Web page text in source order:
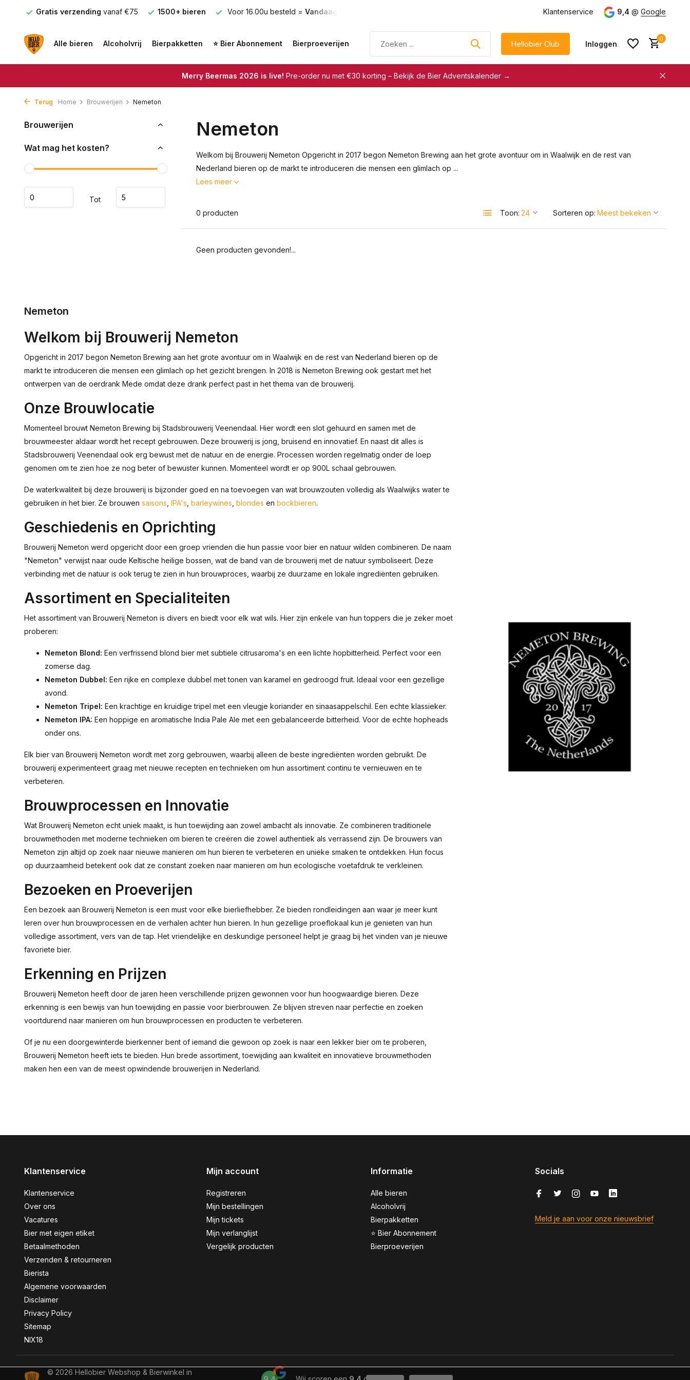
Gratis verzending vanaf €75 1500+ bieren Voor 16.00u besteld = Vandaag verzonden Klantenservice 9,4 @ Google
Alle bieren Alcoholvrij Bierpakketten ⭐ Bier Abonnement Bierproeverijen Hellobier Club Inloggen
korting
korting
0
Merry Beermas 2026 is live! Pre-order nu met €30 korting – Bekijk de Bier Adventskalender →
Terug Home Brouwerijen Nemeton
Brouwerijen
Wat mag het kosten?
Tot
Nemeton
Welkom bij Brouwerij Nemeton Opgericht in 2017 begon Nemeton Brewing aan het grote avontuur om in Waalwijk en de rest van
Nederland bieren op de markt te introduceren die mensen een glimlach op ...
Lees meer
0 producten Toon: Sorteren op:
Geen producten gevonden!...
Nemeton
Welkom bij Brouwerij Nemeton
Opgericht in 2017 begon Nemeton Brewing aan het grote avontuur om in Waalwijk en de rest van Nederland bieren op de
markt te introduceren die mensen een glimlach op het gezicht brengen. In 2018 is Nemeton Brewing ook gestart met het
ontwerpen van de oerdrank Mede omdat deze drank perfect past in het thema van de brouwerij.
Onze Brouwlocatie
Momenteel brouwt Nemeton Brewing bij Stadsbrouwerij Veenendaal. Hier wordt een slot gehuurd en samen met de
brouwmeester aldaar wordt het recept gebrouwen. Deze brouwerij is jong, bruisend en innovatief. En naast dit alles is
Stadsbrouwerij Veenendaal ook erg bewust met de natuur en de energie. Processen worden regelmatig onder de loep
genomen om te zien hoe ze nog beter of bewuster kunnen. Momenteel wordt er op 900L schaal gebrouwen.
De waterkwaliteit bij deze brouwerij is bijzonder goed en na toevoegen van wat brouwzouten volledig als Waalwijks water te
gebruiken in het bier. Ze brouwen saisons IPA's barleywines blondes en bockbieren.
Geschiedenis en Oprichting
Brouwerij Nemeton werd opgericht door een groep vrienden die hun passie voor bier en natuur wilden combineren. De naam
"Nemeton" verwijst naar oude Keltische heilige bossen, wat de band van de brouwerij met de natuur symboliseert. Deze
verbinding met de natuur is ook terug te zien in hun brouwproces, waarbij ze duurzame en lokale ingrediënten gebruiken.
Assortiment en Specialiteiten
Het assortiment van Brouwerij Nemeton is divers en biedt voor elk wat wils. Hier zijn enkele van hun toppers die je zeker moet
proberen:
Nemeton Blond: Een verfrissend blond bier met subtiele citrusaroma's en een lichte hopbitterheid. Perfect voor een
zomerse dag.
Nemeton Dubbel: Een rijke en complexe dubbel met tonen van karamel en gedroogd fruit. Ideaal voor een gezellige
avond.
Nemeton Tripel: Een krachtige en kruidige tripel met een vleugje koriander en sinaasappelschil. Een echte klassieker.
Nemeton IPA: Een hoppige en aromatische India Pale Ale met een gebalanceerde bitterheid. Voor de echte hopheads
onder ons.
Elk bier van Brouwerij Nemeton wordt met zorg gebrouwen, waarbij alleen de beste ingrediënten worden gebruikt. De
brouwerij experimenteert graag met nieuwe recepten en technieken om hun assortiment continu te vernieuwen en te
verbeteren.
Brouwprocessen en Innovatie
Wat Brouwerij Nemeton echt uniek maakt, is hun toewijding aan zowel ambacht als innovatie. Ze combineren traditionele
brouwmethoden met moderne technieken om bieren te creëren die zowel authentiek als verrassend zijn. De brouwers van
Nemeton zijn altijd op zoek naar nieuwe manieren om hun bieren te verbeteren en unieke smaken te ontdekken. Hun focus
op duurzaamheid betekent ook dat ze constant zoeken naar manieren om hun ecologische voetafdruk te verkleinen.
Bezoeken en Proeverijen
Een bezoek aan Brouwerij Nemeton is een must voor elke bierliefhebber. Ze bieden rondleidingen aan waar je meer kunt
leren over hun brouwprocessen en de verhalen achter hun bieren. In hun gezellige proeflokaal kun je genieten van hun
volledige assortiment, vers van de tap. Het vriendelijke en deskundige personeel helpt je graag bij het vinden van je nieuwe
favoriete bier.
Erkenning en Prijzen
Brouwerij Nemeton heeft door de jaren heen verschillende prijzen gewonnen voor hun hoogwaardige bieren. Deze
erkenning is een bewijs van hun toewijding en passie voor bierbrouwen. Ze blijven streven naar perfectie en zoeken
voortdurend naar manieren om hun brouwprocessen en producten te verbeteren.
Of je nu een doorgewinterde bierkenner bent of iemand die gewoon op zoek is naar een lekker bier om te proberen,
Brouwerij Nemeton heeft iets te bieden. Hun brede assortiment, toewijding aan kwaliteit en innovatieve brouwmethoden
maken hen een van de meest opwindende brouwerijen in Nederland.
Klantenservice
Klantenservice
Over ons
Vacatures
Bier met eigen etiket
Betaalmethoden
Verzenden & retourneren
Bierista
Algemene voorwaarden
Disclaimer
Privacy Policy
Sitemap
NIX18
Mijn account
Registreren
Mijn bestellingen
Mijn tickets
Mijn verlanglijst
Vergelijk producten
Informatie
Alle bieren
Alcoholvrij
Bierpakketten
⭐ Bier Abonnement
Bierproeverijen
Socials
Meld je aan voor onze nieuwsbrief
© 2026 Hellobier Webshop & Bierwinkel in